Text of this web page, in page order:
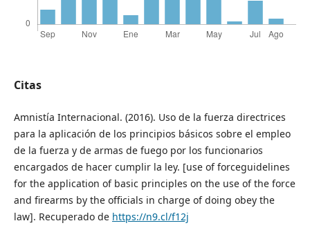
Citas
Amnistía Internacional. (2016). Uso de la fuerza directrices
para la aplicación de los principios básicos sobre el empleo
de la fuerza y de armas de fuego por los funcionarios
encargados de hacer cumplir la ley. [use of forceguidelines
for the application of basic principles on the use of the force
and firearms by the officials in charge of doing obey the
law]. Recuperado de https://n9.cl/f12j